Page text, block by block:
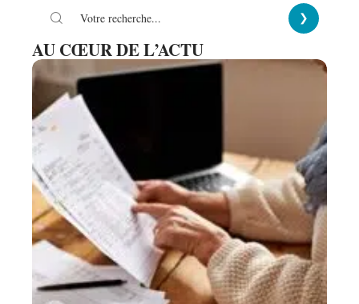
AU CŒUR DE L’ACTU